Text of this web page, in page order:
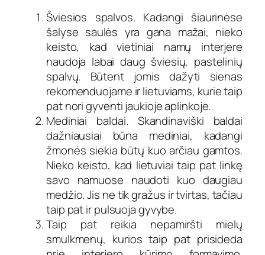
Šviesios spalvos. Kadangi šiaurinėse
šalyse saulės yra gana mažai, nieko
keisto, kad vietiniai namų interjere
naudoja labai daug šviesių, pastelinių
spalvų. Būtent jomis dažyti sienas
rekomenduojame ir lietuviams, kurie taip
pat nori gyventi jaukioje aplinkoje.
Mediniai baldai. Skandinaviški baldai
dažniausiai būna mediniai, kadangi
žmonės siekia būtų kuo arčiau gamtos.
Nieko keisto, kad lietuviai taip pat linkę
savo namuose naudoti kuo daugiau
medžio. Jis ne tik gražus ir tvirtas, tačiau
taip pat ir pulsuoja gyvybe.
Taip pat reikia nepamiršti mielų
smulkmenų, kurios taip pat prisideda